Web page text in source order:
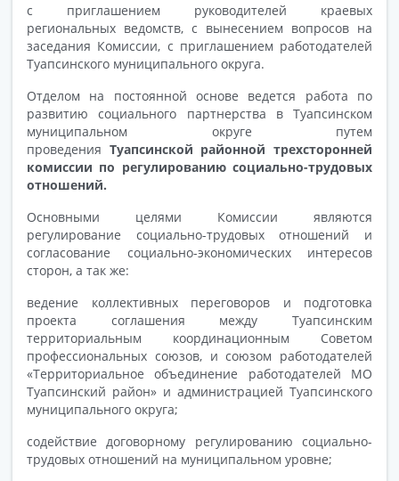
с приглашением руководителей краевых
региональных ведомств, с вынесением вопросов на
заседания Комиссии, с приглашением работодателей
Туапсинского муниципального округа.
Отделом на постоянной основе ведется работа по
развитию социального партнерства в Туапсинском
муниципальном округе путем
проведения Туапсинской районной трехсторонней
комиссии по регулированию социально-трудовых
отношений.
Основными целями Комиссии являются
регулирование социально-трудовых отношений и
согласование социально-экономических интересов
сторон, а так же:
ведение коллективных переговоров и подготовка
проекта соглашения между Туапсинским
территориальным координационным Советом
профессиональных союзов, и союзом работодателей
«Территориальное объединение работодателей МО
Туапсинский район» и администрацией Туапсинского
муниципального округа;
содействие договорному регулированию социально-
трудовых отношений на муниципальном уровне;